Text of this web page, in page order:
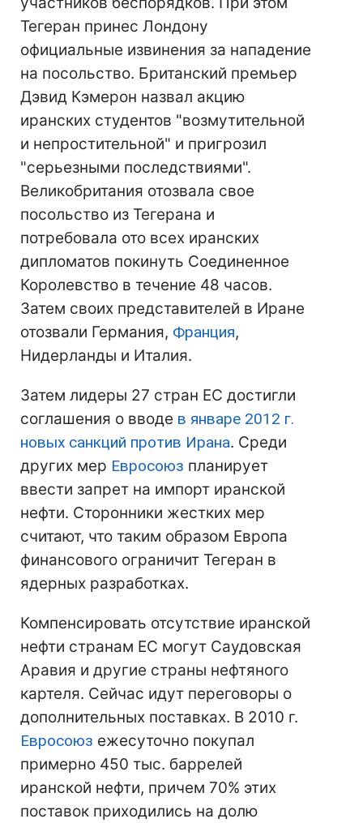
Тегеран принес Лондону
официальные извинения за нападение
на посольство. Британский премьер
Дэвид Кэмерон назвал акцию
иранских студентов "возмутительной
и непростительной" и пригрозил
"серьезными последствиями".
Великобритания отозвала свое
посольство из Тегерана и
потребовала ото всех иранских
дипломатов покинуть Соединенное
Королевство в течение 48 часов.
Затем своих представителей в Иране
отозвали Германия, Франция,
Нидерланды и Италия.
Затем лидеры 27 стран ЕС достигли
соглашения о вводе в январе 2012 г.
новых санкций против Ирана. Среди
других мер Евросоюз планирует
ввести запрет на импорт иранской
нефти. Сторонники жестких мер
считают, что таким образом Европа
финансового ограничит Тегеран в
ядерных разработках.
Компенсировать отсутствие иранской
нефти странам ЕС могут Саудовская
Аравия и другие страны нефтяного
картеля. Сейчас идут переговоры о
дополнительных поставках. В 2010 г.
Евросоюз ежесуточно покупал
примерно 450 тыс. баррелей
иранской нефти, причем 70% этих
поставок приходились на долю